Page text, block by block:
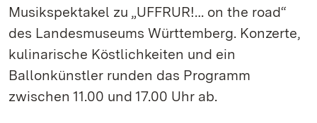
Musikspektakel zu „UFFRUR!… on the road“
des Landesmuseums Württemberg. Konzerte,
kulinarische Köstlichkeiten und ein
Ballonkünstler runden das Programm
zwischen 11.00 und 17.00 Uhr ab.